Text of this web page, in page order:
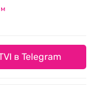
в Telegram